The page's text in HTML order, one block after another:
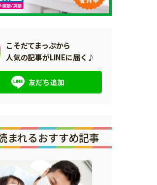
こそだてまっぷから
人気の記事がLINEに届く♪
友だち追加
まれるおすすめ記事